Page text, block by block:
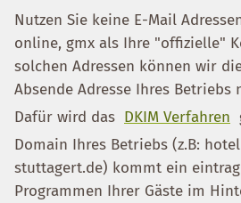
Nutzen Sie keine E-Mail
online, gmx als Ihre "offizielle"
solchen Adressen können wir
Absende Adresse Ihres
Dafür wird das DKIM Verfahren
Domain Ihres Betriebs (z.B:
stuttagert.de) kommt ein
Programmen Ihrer Gäste im